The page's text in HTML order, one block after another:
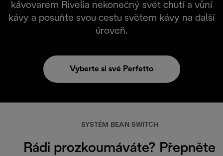
kávovarem Rivelia nekonečný svět chutí a vůní
kávy a posuňte svou cestu světem kávy na další
úroveň.
Vyberte si své Perfetto
SYSTÉM BEAN SWITCH
Rádi prozkoumáváte? Přepněte